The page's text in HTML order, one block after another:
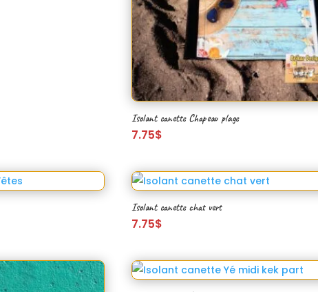
Isolant canette Chapeau plage
7.75$
Isolant canette chat vert
7.75$